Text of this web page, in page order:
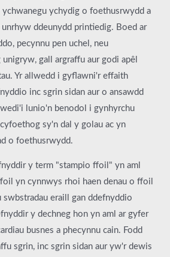
ychwanegu ychydig o foethusrwydd a
ddeunydd printiedig. Boed ar
pecynnu pen uchel, neu
gall argraffu aur godi apêl
Yr allwedd i gyflawni'r effaith
inc sgrin sidan aur o ansawdd
lunio'n benodol i gynhyrchu
sy'n dal y golau ac yn
o foethusrwydd.
y term "stampio ffoil" yn aml
yn cynnwys rhoi haen denau o ffoil
swbstradau eraill gan ddefnyddio
y dechneg hon yn aml ar gyfer
busnes a phecynnu cain. Fodd
sgrin, inc sgrin sidan aur yw'r dewis